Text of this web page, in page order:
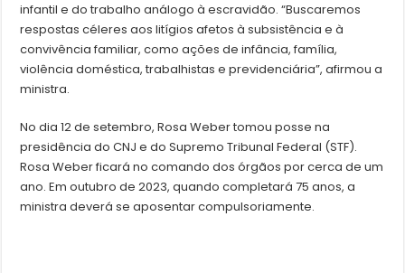
infantil e do trabalho análogo à escravidão. “Buscaremos
respostas céleres aos litígios afetos à subsistência e à
convivência familiar, como ações de infância, família,
violência doméstica, trabalhistas e previdenciária”, afirmou a
ministra.
No dia 12 de setembro, Rosa Weber tomou posse na
presidência do CNJ e do Supremo Tribunal Federal (STF).
Rosa Weber ficará no comando dos órgãos por cerca de um
ano. Em outubro de 2023, quando completará 75 anos, a
ministra deverá se aposentar compulsoriamente.